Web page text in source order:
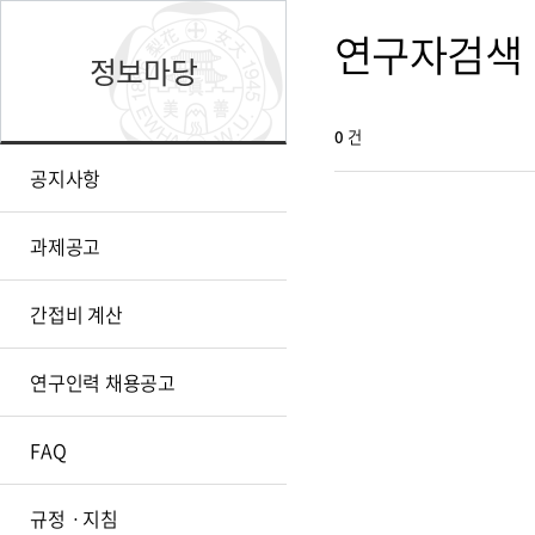
정보마당
공지사항
과제공고
간접비 계산
연구인력 채용공고
FAQ
규정ㆍ지침
연구자검색
0 건